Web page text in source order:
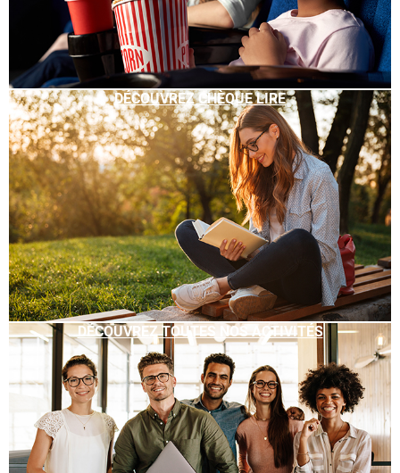
DÉCOUVREZ CHÈQUE LIRE
DÉCOUVREZ TOUTES NOS ACTIVITÉS